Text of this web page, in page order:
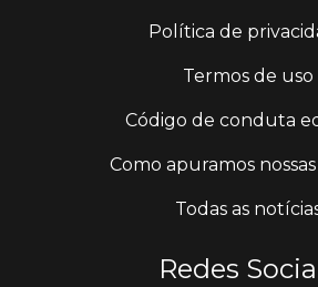
Política de
Termos de uso
Código de conduta
Como apuramos
Todas as
Redes